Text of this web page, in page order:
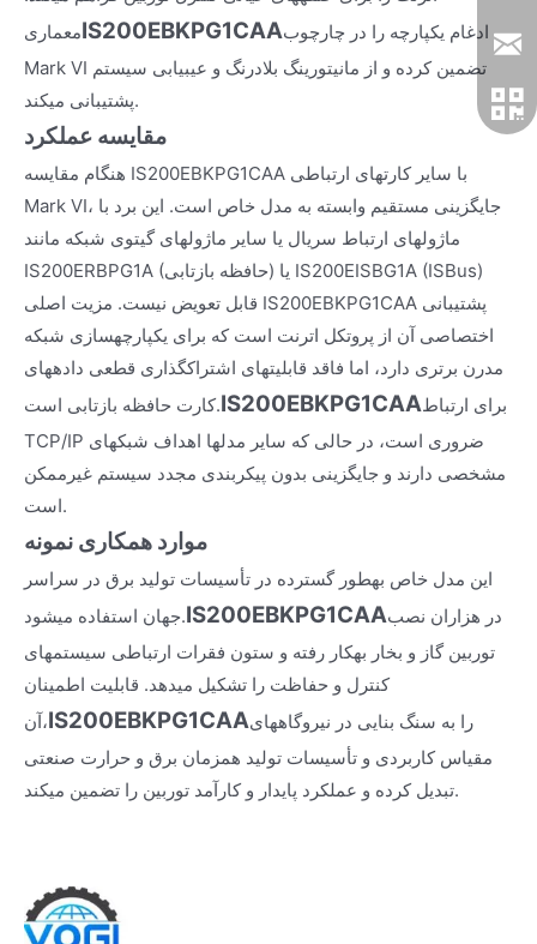
معماریIS200EBKPG1CAAادغام یکپارچه را در چارچوب
Mark VI تضمین کرده و از مانیتورینگ بلادرنگ و عیبیابی سیستم
پشتیبانی میکند.
مقایسه عملکرد
هنگام مقایسه IS200EBKPG1CAA با سایر کارتهای ارتباطی
Mark VI، جایگزینی مستقیم وابسته به مدل خاص است. این برد با
ماژولهای ارتباط سریال یا سایر ماژولهای گیتوی شبکه مانند
IS200ERBPG1A (حافظه بازتابی) یا IS200EISBG1A (ISBus)
قابل تعویض نیست. مزیت اصلی IS200EBKPG1CAA پشتیبانی
اختصاصی آن از پروتکل اترنت است که برای یکپارچهسازی شبکه
مدرن برتری دارد، اما فاقد قابلیتهای اشتراکگذاری قطعی دادههای
کارت حافظه بازتابی است.IS200EBKPG1CAAبرای ارتباط
TCP/IP ضروری است، در حالی که سایر مدلها اهداف شبکهای
مشخصی دارند و جایگزینی بدون پیکربندی مجدد سیستم غیرممکن
است.
موارد همکاری نمونه
این مدل خاص بهطور گسترده در تأسیسات تولید برق در سراسر
جهان استفاده میشود.IS200EBKPG1CAAدر هزاران نصب
توربین گاز و بخار بهکار رفته و ستون فقرات ارتباطی سیستمهای
کنترل و حفاظت را تشکیل میدهد. قابلیت اطمینان
آن،IS200EBKPG1CAAرا به سنگ بنایی در نیروگاههای
مقیاس کاربردی و تأسیسات تولید همزمان برق و حرارت صنعتی
تبدیل کرده و عملکرد پایدار و کارآمد توربین را تضمین میکند.